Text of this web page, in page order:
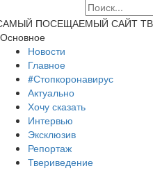
ПОСЕЩАЕМЫЙ САЙТ ТВЕРИ
Основное
Новости
Главное
#Стопкоронавирус
Актуально
Хочу сказать
Интервью
Эксклюзив
Репортаж
Твериведение